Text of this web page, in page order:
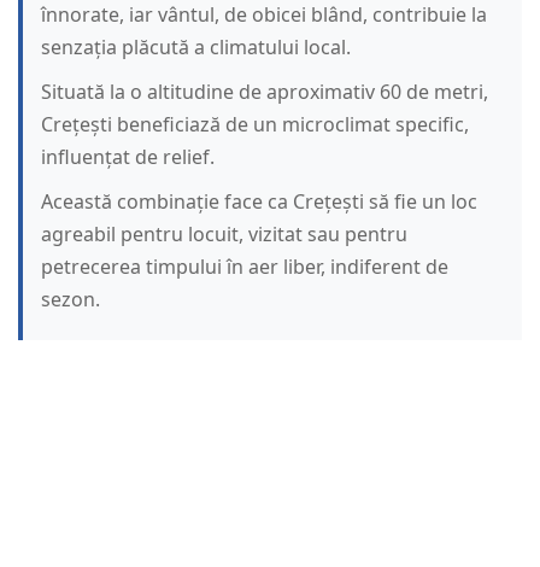
înnorate, iar vântul, de obicei blând, contribuie la
senzația plăcută a climatului local.
Situată la o altitudine de aproximativ 60 de metri,
Crețești beneficiază de un microclimat specific,
influențat de relief.
Această combinație face ca Crețești să fie un loc
agreabil pentru locuit, vizitat sau pentru
petrecerea timpului în aer liber, indiferent de
sezon.